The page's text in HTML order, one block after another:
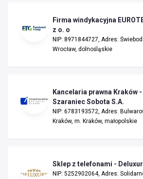
Firma windykacyjna
z o. o
NIP: 8971844727, Adres:
Wrocław, dolnośląskie
Kancelaria prawna Kraków
Szaraniec Sobota S.A.
NIP: 6783193572, Adres:
Kraków, m. Kraków, małopolskie
Sklep z telefonami -
NIP: 5252902064, Adres: